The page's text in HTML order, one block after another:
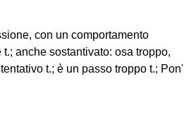
con un comportamento
anche sostantivato: osa troppo,
t.; è un passo troppo t.; Pon'